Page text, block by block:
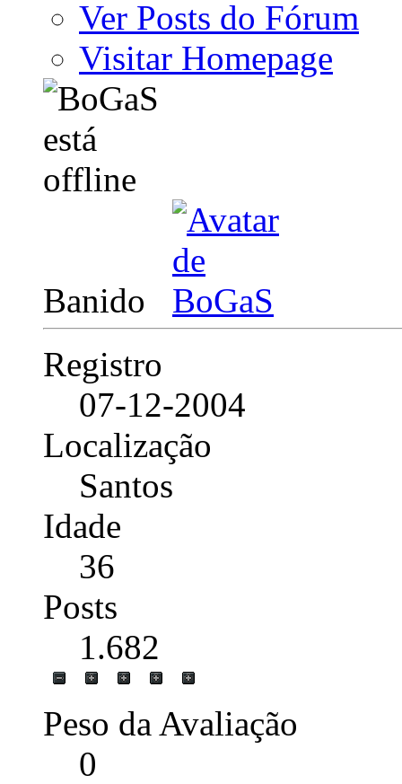
Ver Posts do Fórum
Visitar Homepage
Banido
Registro
07-12-2004
Localização
Santos
Idade
36
Posts
1.682
Peso da Avaliação
0